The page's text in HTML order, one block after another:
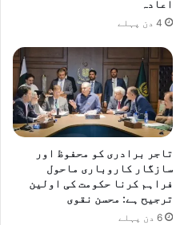
اعادہ
4 دن پہلے
تاجر برادری کو محفوظ اور
سازگار کاروباری ماحول
فراہم کرنا حکومت کی اولین
ترجیح ہے: محسن نقوی
6 دن پہلے